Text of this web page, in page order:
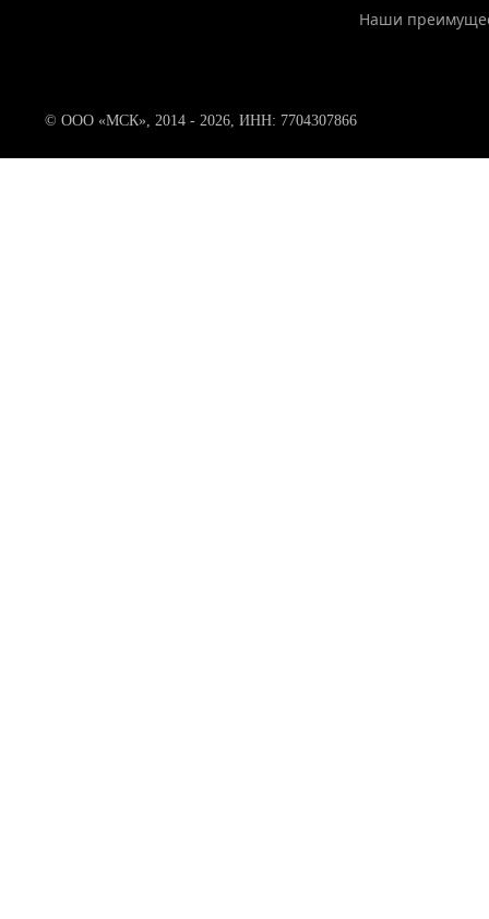
Наши
© ООО «МСК», 2014 - 2026, ИНН: 7704307866